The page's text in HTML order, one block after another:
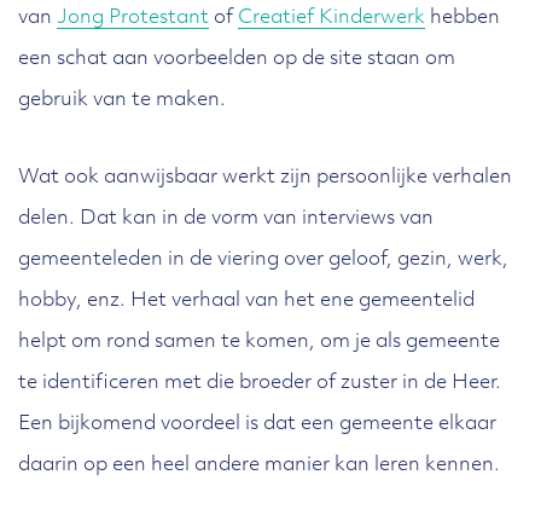
van Jong Protestant of Creatief Kinderwerk hebben
een schat aan voorbeelden op de site staan om
gebruik van te maken.
Wat ook aanwijsbaar werkt zijn persoonlijke verhalen
delen. Dat kan in de vorm van interviews van
gemeenteleden in de viering over geloof, gezin, werk,
hobby, enz. Het verhaal van het ene gemeentelid
helpt om rond samen te komen, om je als gemeente
te identificeren met die broeder of zuster in de Heer.
Een bijkomend voordeel is dat een gemeente elkaar
daarin op een heel andere manier kan leren kennen.